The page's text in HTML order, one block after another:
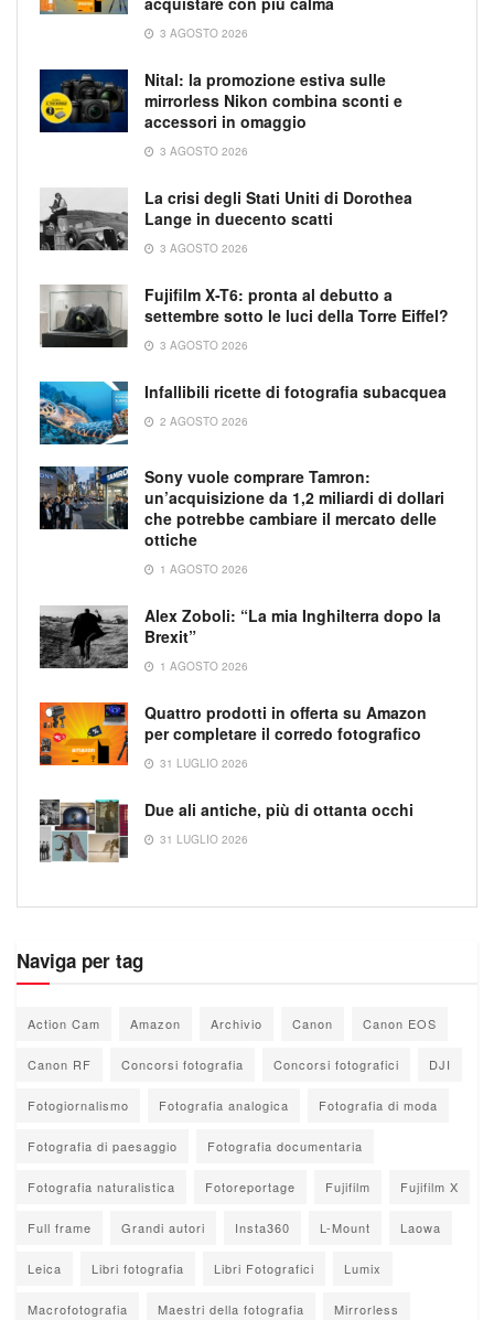
3 AGOSTO 2026
Nital: la promozione estiva sulle
mirrorless Nikon combina sconti e
accessori in omaggio
3 AGOSTO 2026
La crisi degli Stati Uniti di Dorothea
Lange in duecento scatti
3 AGOSTO 2026
Fujifilm X-T6: pronta al debutto a
settembre sotto le luci della Torre Eiffel?
3 AGOSTO 2026
Infallibili ricette di fotografia subacquea
2 AGOSTO 2026
Sony vuole comprare Tamron:
un’acquisizione da 1,2 miliardi di dollari
che potrebbe cambiare il mercato delle
ottiche
1 AGOSTO 2026
Alex Zoboli: “La mia Inghilterra dopo la
Brexit”
1 AGOSTO 2026
Quattro prodotti in offerta su Amazon
per completare il corredo fotografico
31 LUGLIO 2026
Due ali antiche, più di ottanta occhi
31 LUGLIO 2026
Naviga per tag
Action Cam Amazon Archivio Canon Canon EOS
Canon RF Concorsi fotografia Concorsi fotografici DJI
Fotogiornalismo Fotografia analogica Fotografia di moda
Fotografia di paesaggio Fotografia documentaria
Fotografia naturalistica Fotoreportage Fujifilm Fujifilm X
Full frame Grandi autori Insta360 L-Mount Laowa
Leica Libri fotografia Libri Fotografici Lumix
Macrofotografia Maestri della fotografia Mirrorless